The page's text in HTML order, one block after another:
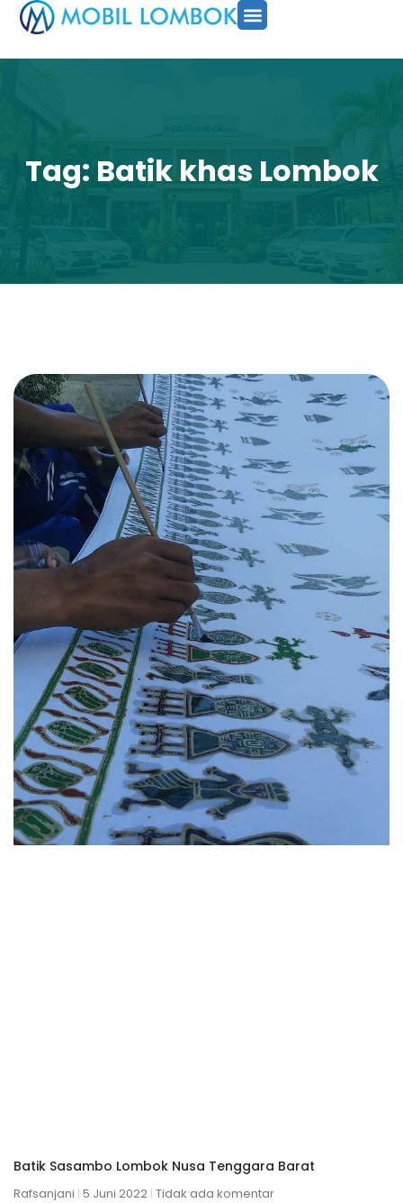
Tag: Batik khas Lombok
Batik Sasambo Lombok Nusa Tenggara Barat
Rafsanjani 5 Juni 2022 Tidak ada komentar